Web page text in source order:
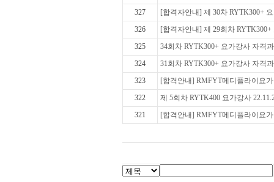
327
[합격자안내] 제 30차 RYTK300+
326
[합격자안내] 제 29회차
325
34회차 RYTK300+ 요가강사 자격
324
31회차 RYTK300+ 요가강사 자격
323
[합격안내] RMFYT메디플라이요
322
제 5회차 RYTK400 요가강사
321
[합격안내] RMFYT메디플라이요